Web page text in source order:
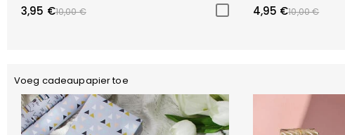
3,95 €10,00 € 4,95 €10,00 €
Voeg cadeaupapier toe